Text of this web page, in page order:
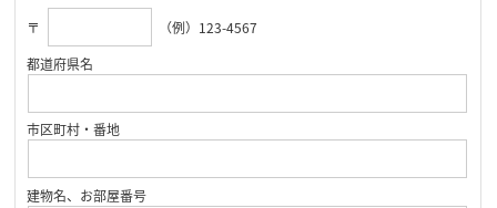
〒
（例）123-4567
都道府県名
市区町村・番地
建物名、お部屋番号